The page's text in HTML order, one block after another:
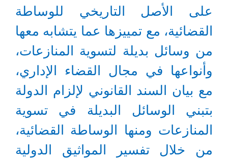
على الأصل التاريخي للوساطة
القضائية، مع تمييزها عما يتشابه معها
من وسائل بديلة لتسوية المنازعات،
وأنواعها في مجال القضاء الإداري،
مع بيان السند القانوني لإلزام الدولة
بتبني الوسائل البديلة في تسوية
المنازعات ومنها الوساطة القضائية،
من خلال تفسير المواثيق الدولية